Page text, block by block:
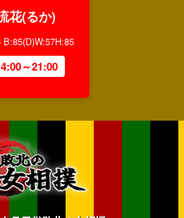
花(るか)
B:85(D)W:57H:85
～21:00